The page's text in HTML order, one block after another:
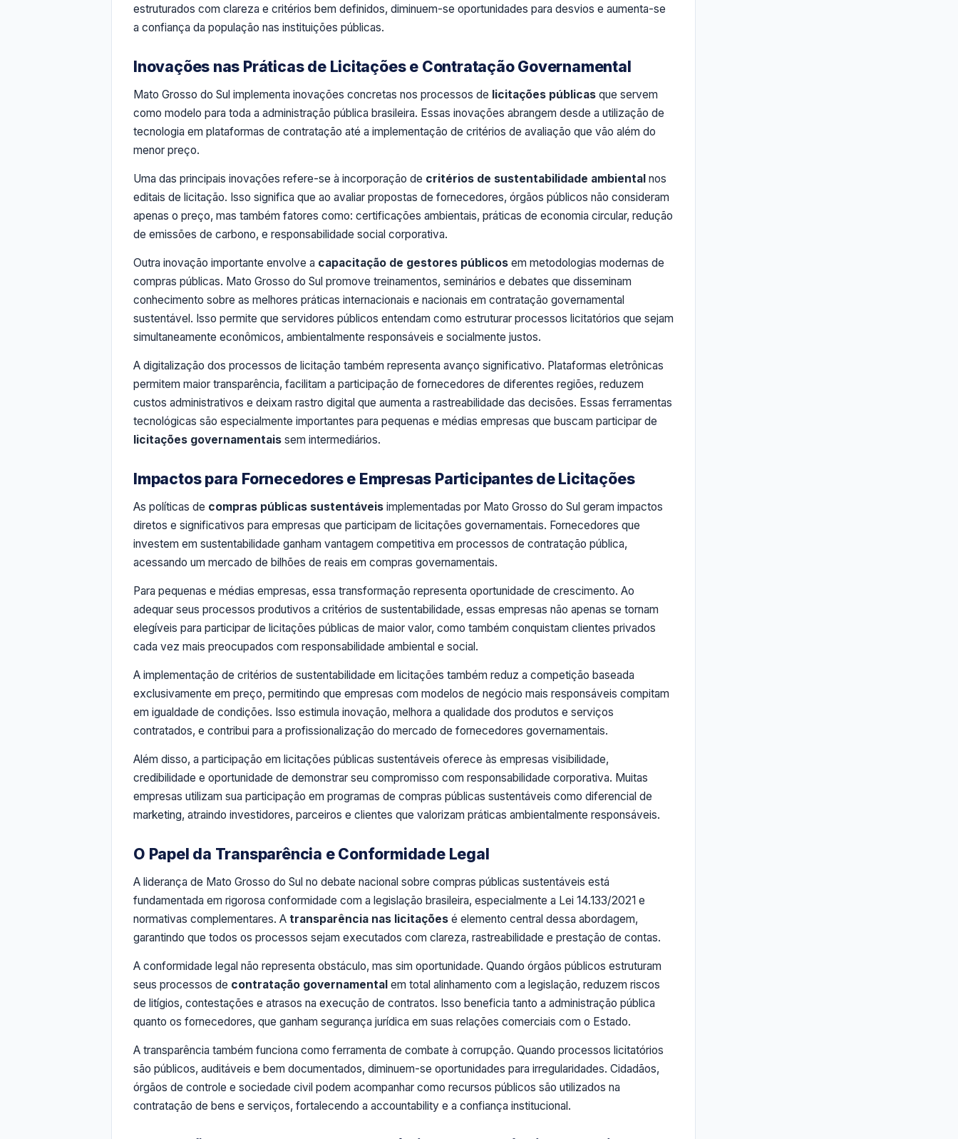
estruturados com clareza e critérios bem definidos, diminuem-se oportunidades para desvios e aumenta-se
a confiança da população nas instituições públicas.
Inovações nas Práticas de Licitações e Contratação Governamental
Mato Grosso do Sul implementa inovações concretas nos processos de licitações públicas que servem
como modelo para toda a administração pública brasileira. Essas inovações abrangem desde a utilização de
tecnologia em plataformas de contratação até a implementação de critérios de avaliação que vão além do
menor preço.
Uma das principais inovações refere-se à incorporação de critérios de sustentabilidade ambiental nos
editais de licitação. Isso significa que ao avaliar propostas de fornecedores, órgãos públicos não consideram
apenas o preço, mas também fatores como: certificações ambientais, práticas de economia circular, redução
de emissões de carbono, e responsabilidade social corporativa.
Outra inovação importante envolve a capacitação de gestores públicos em metodologias modernas de
compras públicas. Mato Grosso do Sul promove treinamentos, seminários e debates que disseminam
conhecimento sobre as melhores práticas internacionais e nacionais em contratação governamental
sustentável. Isso permite que servidores públicos entendam como estruturar processos licitatórios que sejam
simultaneamente econômicos, ambientalmente responsáveis e socialmente justos.
A digitalização dos processos de licitação também representa avanço significativo. Plataformas eletrônicas
permitem maior transparência, facilitam a participação de fornecedores de diferentes regiões, reduzem
custos administrativos e deixam rastro digital que aumenta a rastreabilidade das decisões. Essas ferramentas
tecnológicas são especialmente importantes para pequenas e médias empresas que buscam participar de
licitações governamentais sem intermediários.
Impactos para Fornecedores e Empresas Participantes de Licitações
As políticas de compras públicas sustentáveis implementadas por Mato Grosso do Sul geram impactos
diretos e significativos para empresas que participam de licitações governamentais. Fornecedores que
investem em sustentabilidade ganham vantagem competitiva em processos de contratação pública,
acessando um mercado de bilhões de reais em compras governamentais.
Para pequenas e médias empresas, essa transformação representa oportunidade de crescimento. Ao
adequar seus processos produtivos a critérios de sustentabilidade, essas empresas não apenas se tornam
elegíveis para participar de licitações públicas de maior valor, como também conquistam clientes privados
cada vez mais preocupados com responsabilidade ambiental e social.
A implementação de critérios de sustentabilidade em licitações também reduz a competição baseada
exclusivamente em preço, permitindo que empresas com modelos de negócio mais responsáveis compitam
em igualdade de condições. Isso estimula inovação, melhora a qualidade dos produtos e serviços
contratados, e contribui para a profissionalização do mercado de fornecedores governamentais.
Além disso, a participação em licitações públicas sustentáveis oferece às empresas visibilidade,
credibilidade e oportunidade de demonstrar seu compromisso com responsabilidade corporativa. Muitas
empresas utilizam sua participação em programas de compras públicas sustentáveis como diferencial de
marketing, atraindo investidores, parceiros e clientes que valorizam práticas ambientalmente responsáveis.
O Papel da Transparência e Conformidade Legal
A liderança de Mato Grosso do Sul no debate nacional sobre compras públicas sustentáveis está
fundamentada em rigorosa conformidade com a legislação brasileira, especialmente a Lei 14.133/2021 e
normativas complementares. A transparência nas licitações é elemento central dessa abordagem,
garantindo que todos os processos sejam executados com clareza, rastreabilidade e prestação de contas.
A conformidade legal não representa obstáculo, mas sim oportunidade. Quando órgãos públicos estruturam
seus processos de contratação governamental em total alinhamento com a legislação, reduzem riscos
de litígios, contestações e atrasos na execução de contratos. Isso beneficia tanto a administração pública
quanto os fornecedores, que ganham segurança jurídica em suas relações comerciais com o Estado.
A transparência também funciona como ferramenta de combate à corrupção. Quando processos licitatórios
são públicos, auditáveis e bem documentados, diminuem-se oportunidades para irregularidades. Cidadãos,
órgãos de controle e sociedade civil podem acompanhar como recursos públicos são utilizados na
contratação de bens e serviços, fortalecendo a accountability e a confiança institucional.